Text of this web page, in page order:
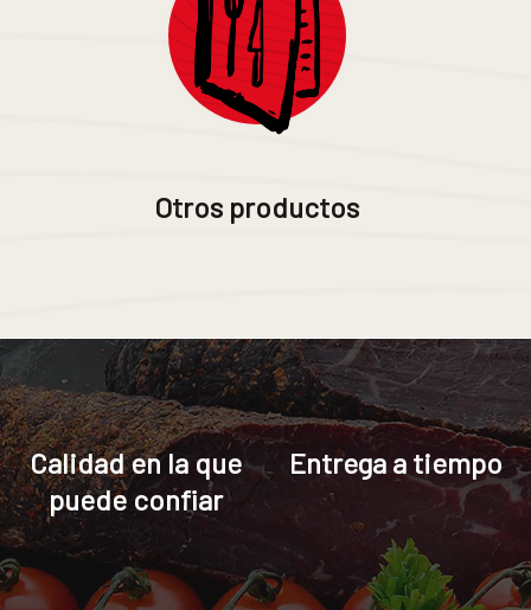
Otros productos
Calidad en la que
puede confiar
Entrega a tiempo